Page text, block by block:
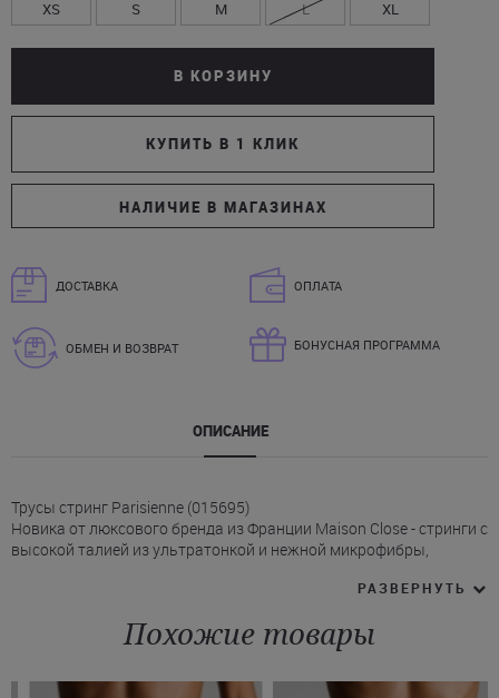
XS S M L XL
В КОРЗИНУ
КУПИТЬ В 1 КЛИК
НАЛИЧИЕ В МАГАЗИНАХ
ДОСТАВКА ОПЛАТА
ОБМЕН И ВОЗВРАТ БОНУСНАЯ ПРОГРАММА
ОПИСАНИЕ
Трусы стринг Parisienne (015695)
Новика от люксового бренда из Франции Maison Close - стринги с
высокой талией из ультратонкой и нежной микрофибры,
* Высокие вырезы по бокам делают силуэт более стройным, а
* Тонкая эластичная отделка по всей поверхности модели.
* Фирменный знак Maison Close на задней панели элегантно
завершает образ.
РАЗВЕРНУТЬ
Похожие товары